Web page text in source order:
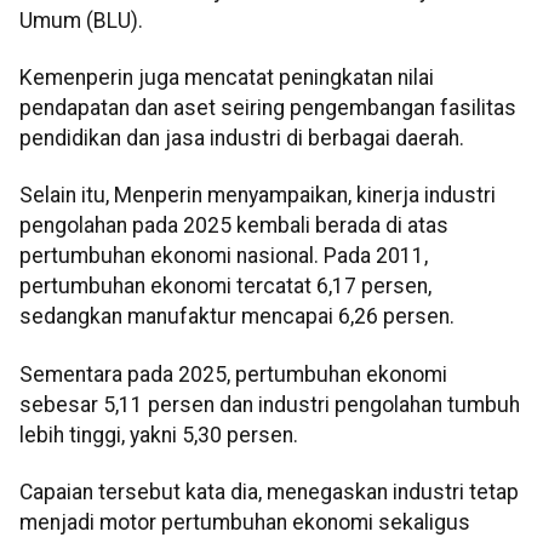
Umum (BLU).
Kemenperin juga mencatat peningkatan nilai
pendapatan dan aset seiring pengembangan fasilitas
pendidikan dan jasa industri di berbagai daerah.
Selain itu, Menperin menyampaikan, kinerja industri
pengolahan pada 2025 kembali berada di atas
pertumbuhan ekonomi nasional. Pada 2011,
pertumbuhan ekonomi tercatat 6,17 persen,
sedangkan manufaktur mencapai 6,26 persen.
Sementara pada 2025, pertumbuhan ekonomi
sebesar 5,11 persen dan industri pengolahan tumbuh
lebih tinggi, yakni 5,30 persen.
Capaian tersebut kata dia, menegaskan industri tetap
menjadi motor pertumbuhan ekonomi sekaligus